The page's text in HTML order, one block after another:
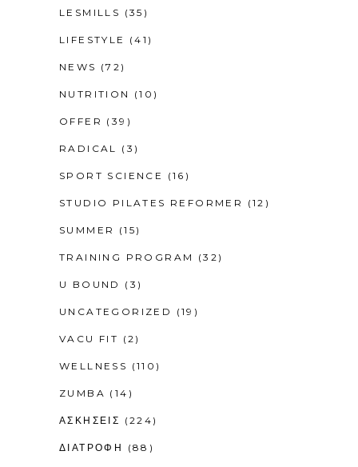
LESMILLS (35)
LIFESTYLE (41)
NEWS (72)
NUTRITION (10)
OFFER (39)
RADICAL (3)
SPORT SCIENCE (16)
STUDIO PILATES REFORMER (12)
SUMMER (15)
TRAINING PROGRAM (32)
U BOUND (3)
UNCATEGORIZED (19)
VACU FIT (2)
WELLNESS (110)
ZUMBA (14)
ΑΣΚΗΣΕΙΣ (224)
ΔΙΑΤΡΟΦΗ (88)